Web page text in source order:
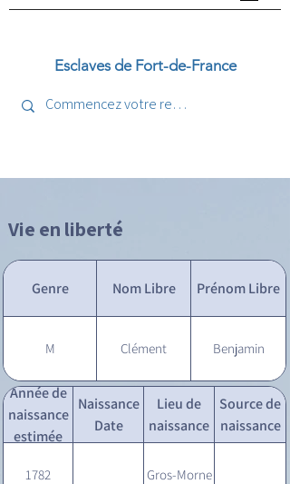
Esclaves de Fort-de-France
Vie en liberté
Genre Nom Libre Prénom Libre
M Clément Benjamin
Année de
naissance
estimée
Naissance
Date
Lieu de
naissance
Source de
naissance
1782 Gros-Morne